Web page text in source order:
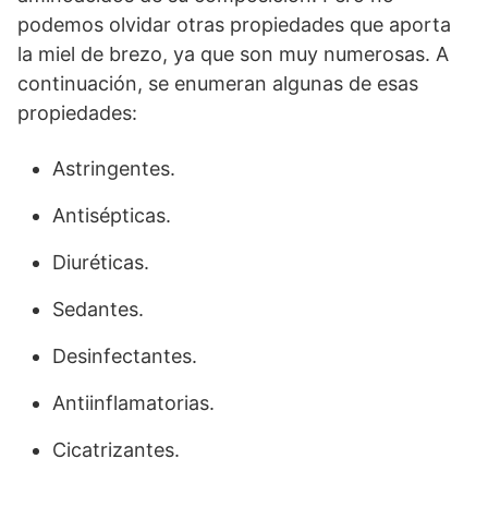
podemos olvidar otras propiedades que aporta
la miel de brezo, ya que son muy numerosas. A
continuación, se enumeran algunas de esas
propiedades:
Astringentes.
Antisépticas.
Diuréticas.
Sedantes.
Desinfectantes.
Antiinflamatorias.
Cicatrizantes.